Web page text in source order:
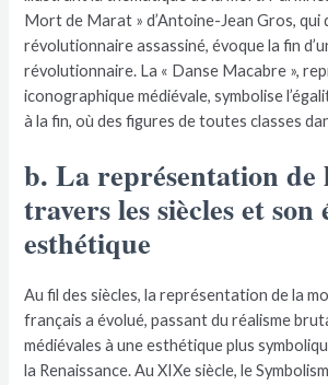
Mort de Marat » d’Antoine-Jean Gros, qui
révolutionnaire assassiné, évoque la fin
révolutionnaire. La « Danse Macabre »,
iconographique médiévale, symbolise
à la fin, où des figures de toutes classes
b. La représentation de
travers les siècles et
esthétique
Au fil des siècles, la représentation de la
français a évolué, passant du réalisme
médiévales à une esthétique plus
la Renaissance. Au XIXe siècle, le